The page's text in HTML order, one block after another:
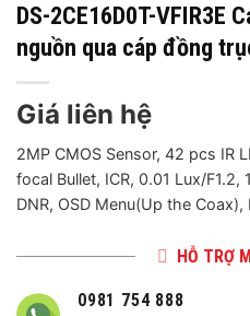
DS-2CE16D0T-VFIR3E
nguồn qua cáp đồng
Giá liên hệ
2MP CMOS Sensor, 42 pcs IR
focal Bullet, ICR, 0.01 Lux/F1.2,
DNR, OSD Menu(Up the
HỖ TRỢ
0981 754 888